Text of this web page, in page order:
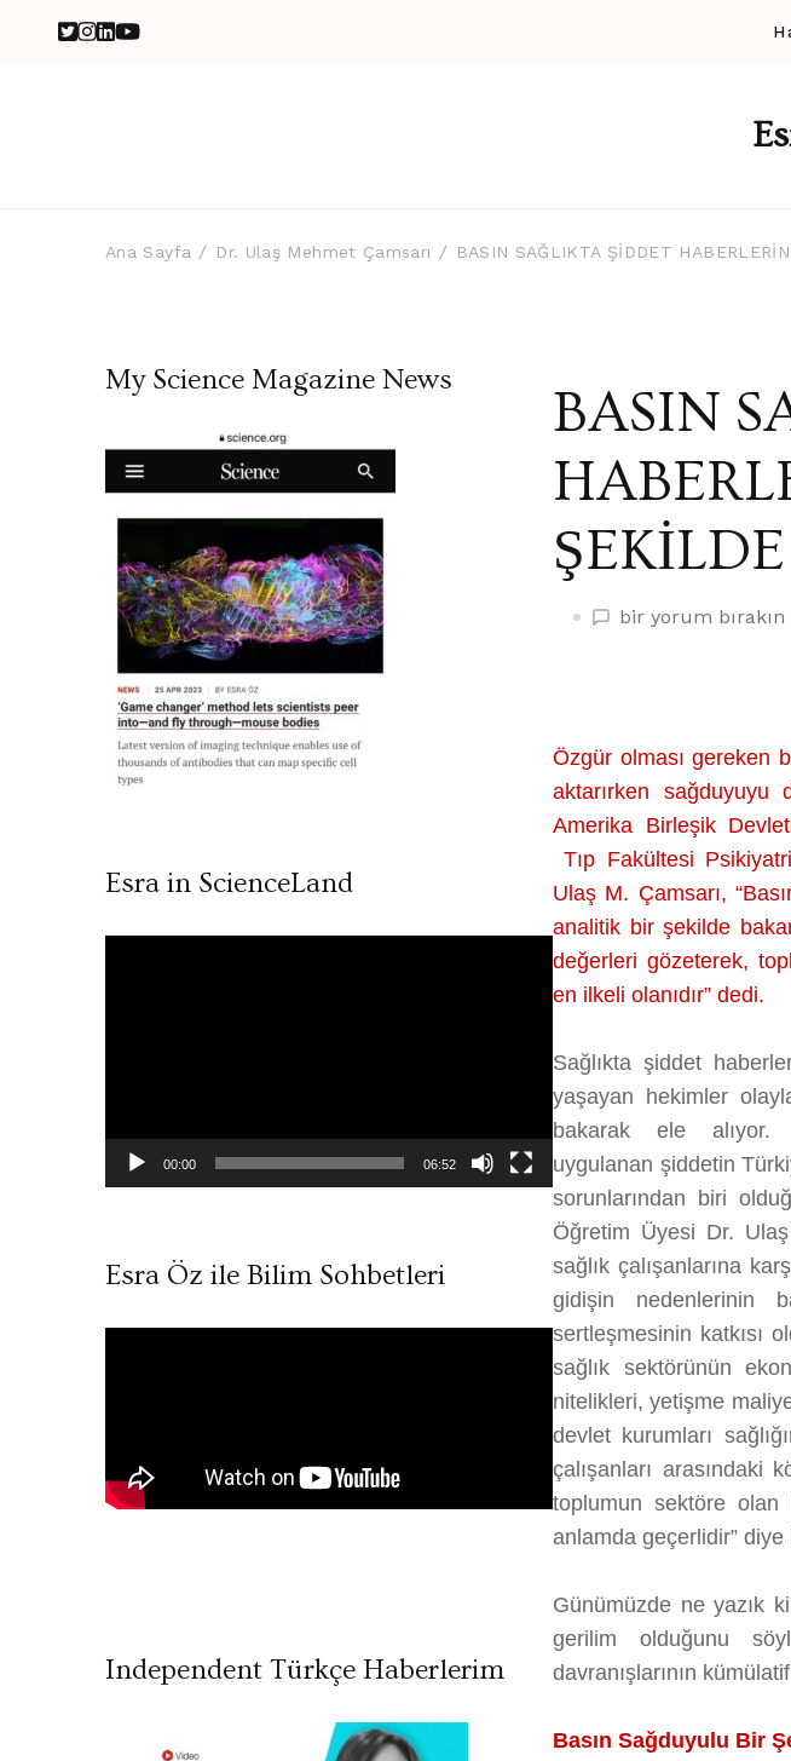
Ana Sayfa Dr. Ulaş Mehmet Çamsarı BASIN SAĞLIKTA ŞİDDET
BASIN
BASIN
ŞEKİLDE
İŞLEMELİ
üzerine
bir yorum bırakın
Özgür olması gereken
aktarırken
Amerika Birleşik
Tıp Fakültesi
Ulaş M. Çamsarı,
analitik bir şekilde
değerleri gözeterek,
en ilkeli olanıdır” dedi.
Sağlıkta şiddet
yaşayan hekimler
bakarak ele alıyor.
uygulanan şiddetin
sorunlarından biri
Öğretim Üyesi Dr.
sağlık çalışanlarına
gidişin nedenlerinin
sertleşmesinin katkısı
sağlık sektörünün
nitelikleri, yetişme
devlet kurumları
çalışanları arasındaki
toplumun sektöre olan
anlamda geçerlidir” diye
Günümüzde ne yazık
gerilim olduğunu
davranışlarının
Basın Sağduyulu Bir
My Science Magazine News
Esra in ScienceLand
00:00 06:52
Esra Öz ile Bilim Sohbetleri
Independent Türkçe Haberlerim